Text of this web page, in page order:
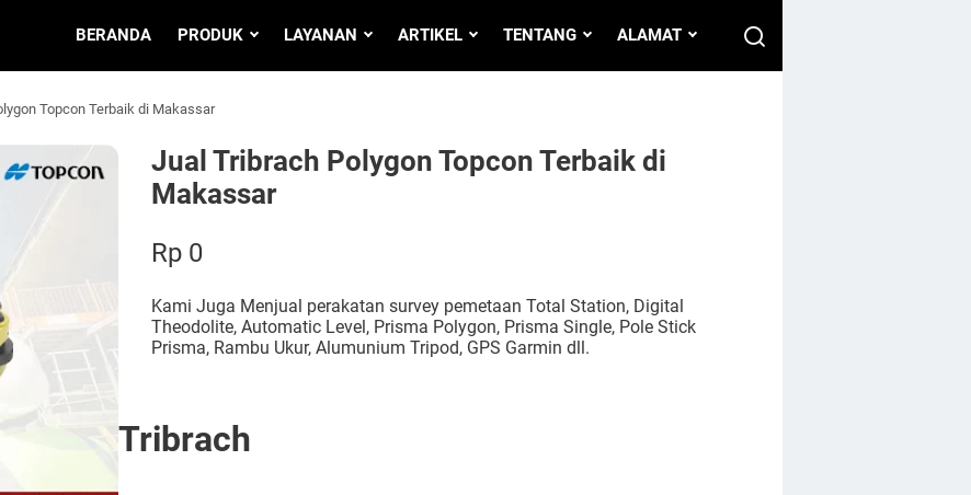
BERANDA PRODUK LAYANAN ARTIKEL TENTANG ALAMAT
Topcon Terbaik di Makassar
Jual Tribrach Polygon Topcon Terbaik di
Makassar
Rp 0
Kami Juga Menjual perakatan survey pemetaan Total Station, Digital
Theodolite, Automatic Level, Prisma Polygon, Prisma Single, Pole Stick
Prisma, Rambu Ukur, Alumunium Tripod, GPS Garmin dll.
Tribrach